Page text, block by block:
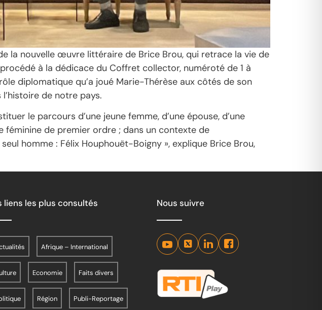
la nouvelle œuvre littéraire de Brice Brou, qui retrace la vie de
à la dédicace du Coffret collector, numéroté de 1 à
diplomatique qu’a joué Marie-Thérèse aux côtés de son
de notre pays.
le parcours d’une jeune femme, d’une épouse, d’une
féminine de premier ordre ; dans un contexte de
homme : Félix Houphouët-Boigny », explique Brice Brou,
liens les plus consultés
Afrique – International
Economie Faits divers
Région Publi-Reportage
Nous suivre